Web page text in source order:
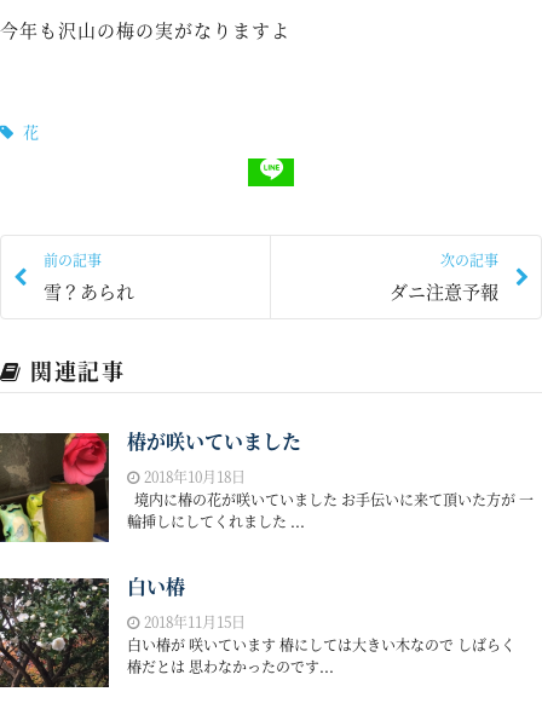
今年も沢山の梅の実がなりますよ
花
前の記事
雪？あられ
次の記事
ダニ注意予報
関連記事
椿が咲いていました
2018年10月18日
境内に椿の花が咲いていました お手伝いに来て頂いた方が 一
輪挿しにしてくれました ...
白い椿
2018年11月15日
白い椿が 咲いています 椿にしては大きい木なので しばらく
椿だとは 思わなかったのです...